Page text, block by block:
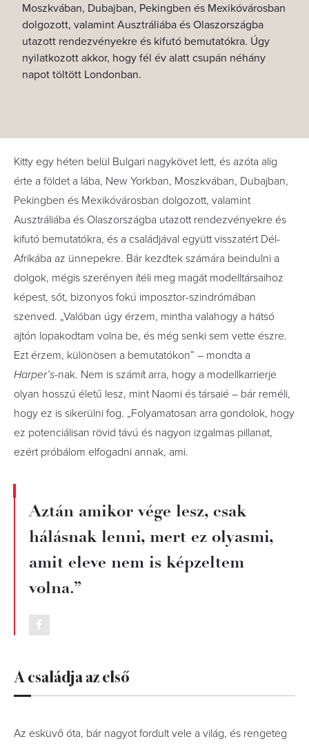
Moszkvában, Dubajban, Pekingben és Mexikóvárosban
dolgozott, valamint Ausztráliába és Olaszországba
utazott rendezvényekre és kifutó bemutatókra. Úgy
nyilatkozott akkor, hogy fél év alatt csupán néhány
napot töltött Londonban.
Kitty egy héten belül Bulgari nagykövet lett, és azóta alig
érte a földet a lába, New Yorkban, Moszkvában, Dubajban,
Pekingben és Mexikóvárosban dolgozott, valamint
Ausztráliába és Olaszországba utazott rendezvényekre és
kifutó bemutatókra, és a családjával együtt visszatért Dél-
Afrikába az ünnepekre. Bár kezdtek számára beindulni a
dolgok, mégis szerényen ítéli meg magát modelltársaihoz
képest, sőt, bizonyos fokú imposztor-szindrómában
szenved. „Valóban úgy érzem, mintha valahogy a hátsó
ajtón lopakodtam volna be, és még senki sem vette észre.
Ezt érzem, különösen a bemutatókon” – mondta a
Harper’s-nak. Nem is számít arra, hogy a modellkarrierje
olyan hosszú életű lesz, mint Naomi és társaié – bár reméli,
hogy ez is sikerülni fog. „Folyamatosan arra gondolok, hogy
ez potenciálisan rövid távú és nagyon izgalmas pillanat,
ezért próbálom elfogadni annak, ami.
Aztán amikor vége lesz, csak
hálásnak lenni, mert ez olyasmi,
amit eleve nem is képzeltem
volna.”
A családja az első
Az esküvő óta, bár nagyot fordult vele a világ, és rengeteg